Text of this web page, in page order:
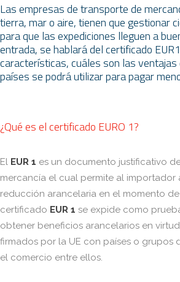
Las empresas de transporte de
tierra, mar o aire, tienen que gestionar
para que las expediciones lleguen a
entrada, se hablará del certificado
características, cuáles son las ventajas
países se podrá utilizar para pagar
¿Qué es el certificado EURO 1?
El EUR 1 es un documento justificativo
mercancía el cual permite al importador
reducción arancelaria en el momento
certificado EUR 1 se expide como
obtener beneficios arancelarios en
firmados por la UE con países o grupos
el comercio entre ellos.